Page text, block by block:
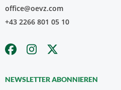
office@oevz.com
+43 2266 801 05 10
NEWSLETTER ABONNIEREN